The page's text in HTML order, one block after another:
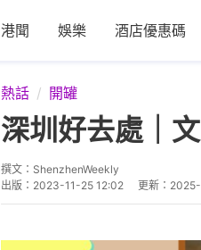
港聞 娛樂 酒店優惠碼
熱話 開罐
深圳好去處｜
撰文： ShenzhenWeekly
出版： 2023-11-25 12:02 更新：